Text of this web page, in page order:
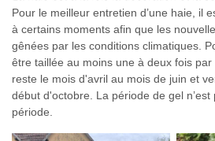
Pour le meilleur entretien d’une haie, il
à certains moments afin que les
gênées par les conditions climatiques.
être taillée au moins une à deux fois
reste le mois d'avril au mois de juin et
début d'octobre. La période de gel n’est
période.